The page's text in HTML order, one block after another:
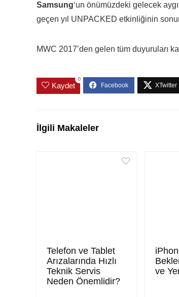
Samsung‘un önümüzdeki gelecek
geçen yıl UNPACKED etkinliğinin
MWC 2017’den gelen tüm duyuruları
Kaydet
0
İlgili Makaleler
Telefon ve Tablet
Arızalarında Hızlı
Teknik Servis
Neden Önemlidir?
ve